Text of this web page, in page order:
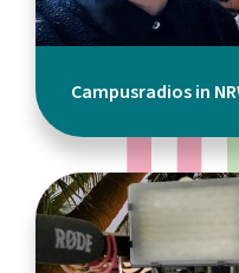
Campusradios in